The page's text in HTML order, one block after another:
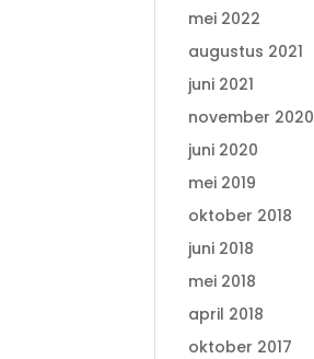
mei 2022
augustus 2021
juni 2021
november 2020
juni 2020
mei 2019
oktober 2018
juni 2018
mei 2018
april 2018
oktober 2017